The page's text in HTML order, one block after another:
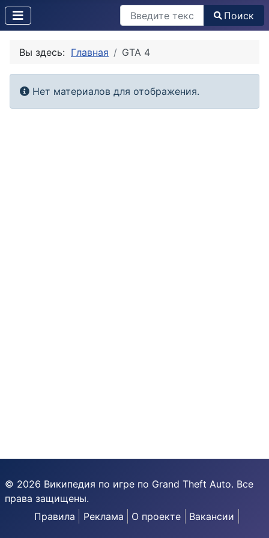
Поиск Поиск
Вы здесь: Главная GTA 4
Информация
Нет материалов для отображения.
© 2026 Википедия по игре по Grand Theft Auto. Все
права защищены.
Правила
Реклама О проекте Вакансии